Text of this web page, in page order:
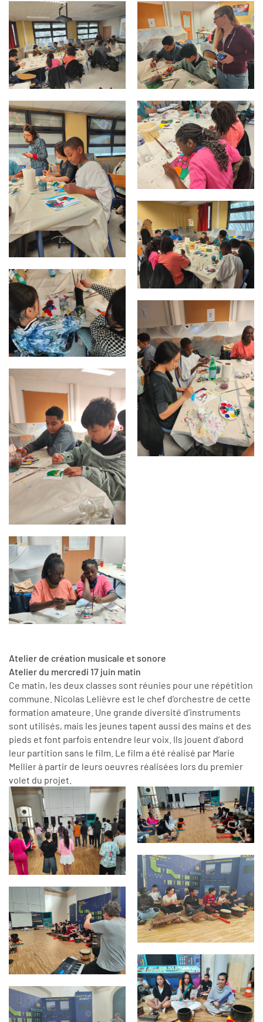
Atelier de création musicale et sonore
Atelier du mercredi 17 juin matin
Ce matin, les deux classes sont réunies pour une répétition
commune. Nicolas Lelièvre est le chef d’orchestre de cette
formation amateure. Une grande diversité d’instruments
sont utilisés, mais les jeunes tapent aussi des mains et des
pieds et font parfois entendre leur voix. Ils jouent d’abord
leur partition sans le film. Le film a été réalisé par Marie
Mellier à partir de leurs oeuvres réalisées lors du premier
volet du projet.